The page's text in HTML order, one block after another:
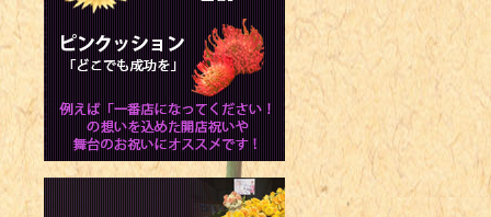
1986年 - 山
1988年 - 古
1991年 - 一
1994年 - 藤
生年不明 -
生年不明 -